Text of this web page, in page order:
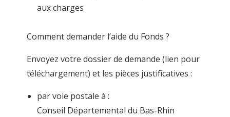
aux charges
Comment demander l’aide du Fonds ?
Envoyez votre dossier de demande (lien pour
téléchargement) et les pièces justificatives :
par voie postale à :
Conseil Départemental du Bas-Rhin